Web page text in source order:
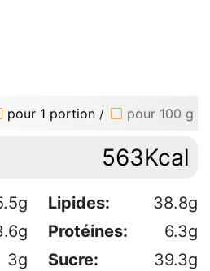
pour 1 portion / pour 100 g
563Kcal
Lipides:
38.8g
Protéines:
6.3g
3g Sucre:
39.3g